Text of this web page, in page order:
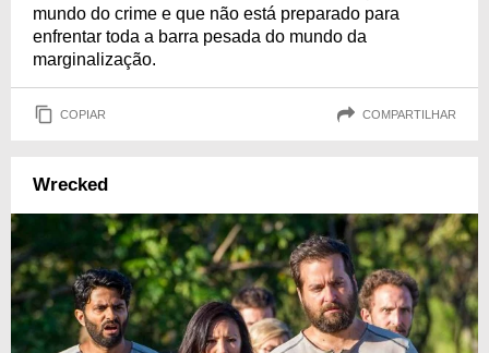
mundo do crime e que não está preparado para
enfrentar toda a barra pesada do mundo da
marginalização.
COPIAR COMPARTILHAR
Wrecked